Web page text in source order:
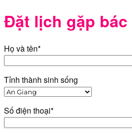
Đặt lịch gặp
Họ và tên*
Tỉnh thành sinh sống
Số điện thoại*